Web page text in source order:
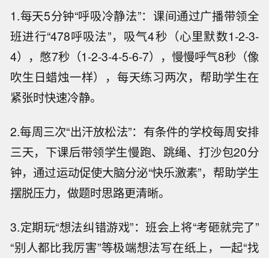
1.每天5分钟“呼吸冷静法”：课间通过广播带领全
班进行“478呼吸法”，吸气4秒（心里默数1-2-3-
4），憋7秒（1-2-3-4-5-6-7），慢慢呼气8秒（像
吹生日蜡烛一样），每天练习两次，帮助学生在
紧张时快速冷静。
2.每周三次“出汗放松法”：有条件的学校每周安排
三天，下课后带领学生慢跑、跳绳、打沙包20分
钟，通过运动促使大脑分泌“快乐激素”，帮助学生
摆脱压力，做题时思路更清晰。
3.定期玩“想法纠错游戏”：班会上将“考砸就完了”
“别人都比我厉害”等极端想法写在纸上，一起“找